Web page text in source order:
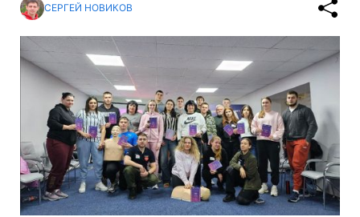
СЕРГЕЙ НОВИКОВ